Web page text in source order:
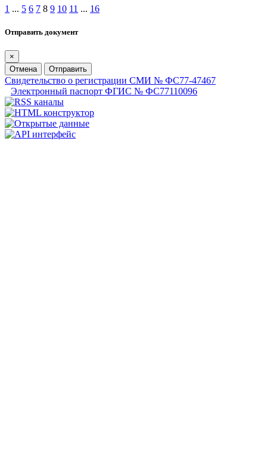
1 ... 5 6 7 8 9 10 11 ... 16
Отправить документ
×
Отмена
Отправить
Свидетельство о регистрации СМИ № ФС77-47467
Электронный паспорт ФГИС № ФС77110096